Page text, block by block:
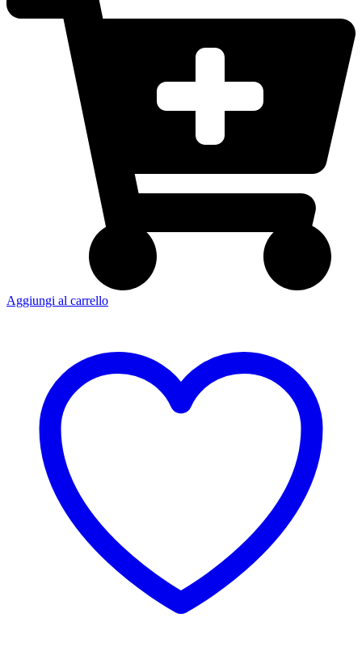
Aggiungi al carrello